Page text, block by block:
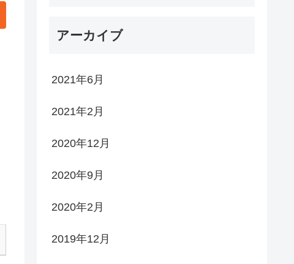
アーカイブ
2021年6月
2021年2月
2020年12月
2020年9月
2020年2月
2019年12月